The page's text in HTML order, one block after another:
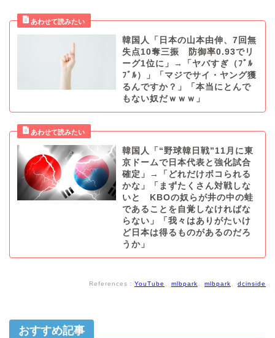
韓国人「日本の山本由伸、7回無
失点10奪三振 防御率0.93でリ
ーグ1位に」→「ヤバすぎ（ﾌﾞﾙ
ﾌﾞﾙ）」「マジでサイ・ヤング獲
るんですか？」「本当にとんで
もない奴だｗｗｗ」
韓国人「“野球韓日戦”11月に東
京ドームで日本代表と強化試合
確定」→「どれだけボコられる
かな」「まずたくさん対戦しな
いと KBOの奴らが井の中の蛙
であることを自覚しなければな
らない」「我々はありがたいけ
ど日本は得るものがあるのだろ
うか」
References： YouTube mlbpark mlbpark dcinside
おすすめ記事